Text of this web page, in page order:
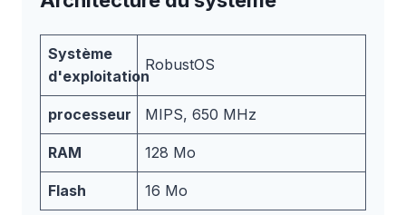
Système
d'exploitation
RobustOS
processeur MIPS, 650 MHz
RAM 128 Mo
Flash 16 Mo